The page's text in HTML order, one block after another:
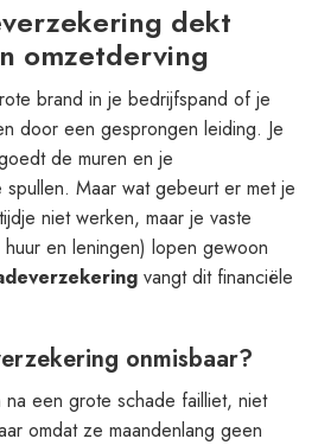
dekt
omzetderving
brand in je bedrijfspand of je
door een gesprongen leiding. Je
de muren en je
spullen. Maar wat gebeurt er met je
niet werken, maar je vaste
en leningen) lopen gewoon
vangt dit financiële
onmisbaar?
een grote schade failliet, niet
omdat ze maandenlang geen